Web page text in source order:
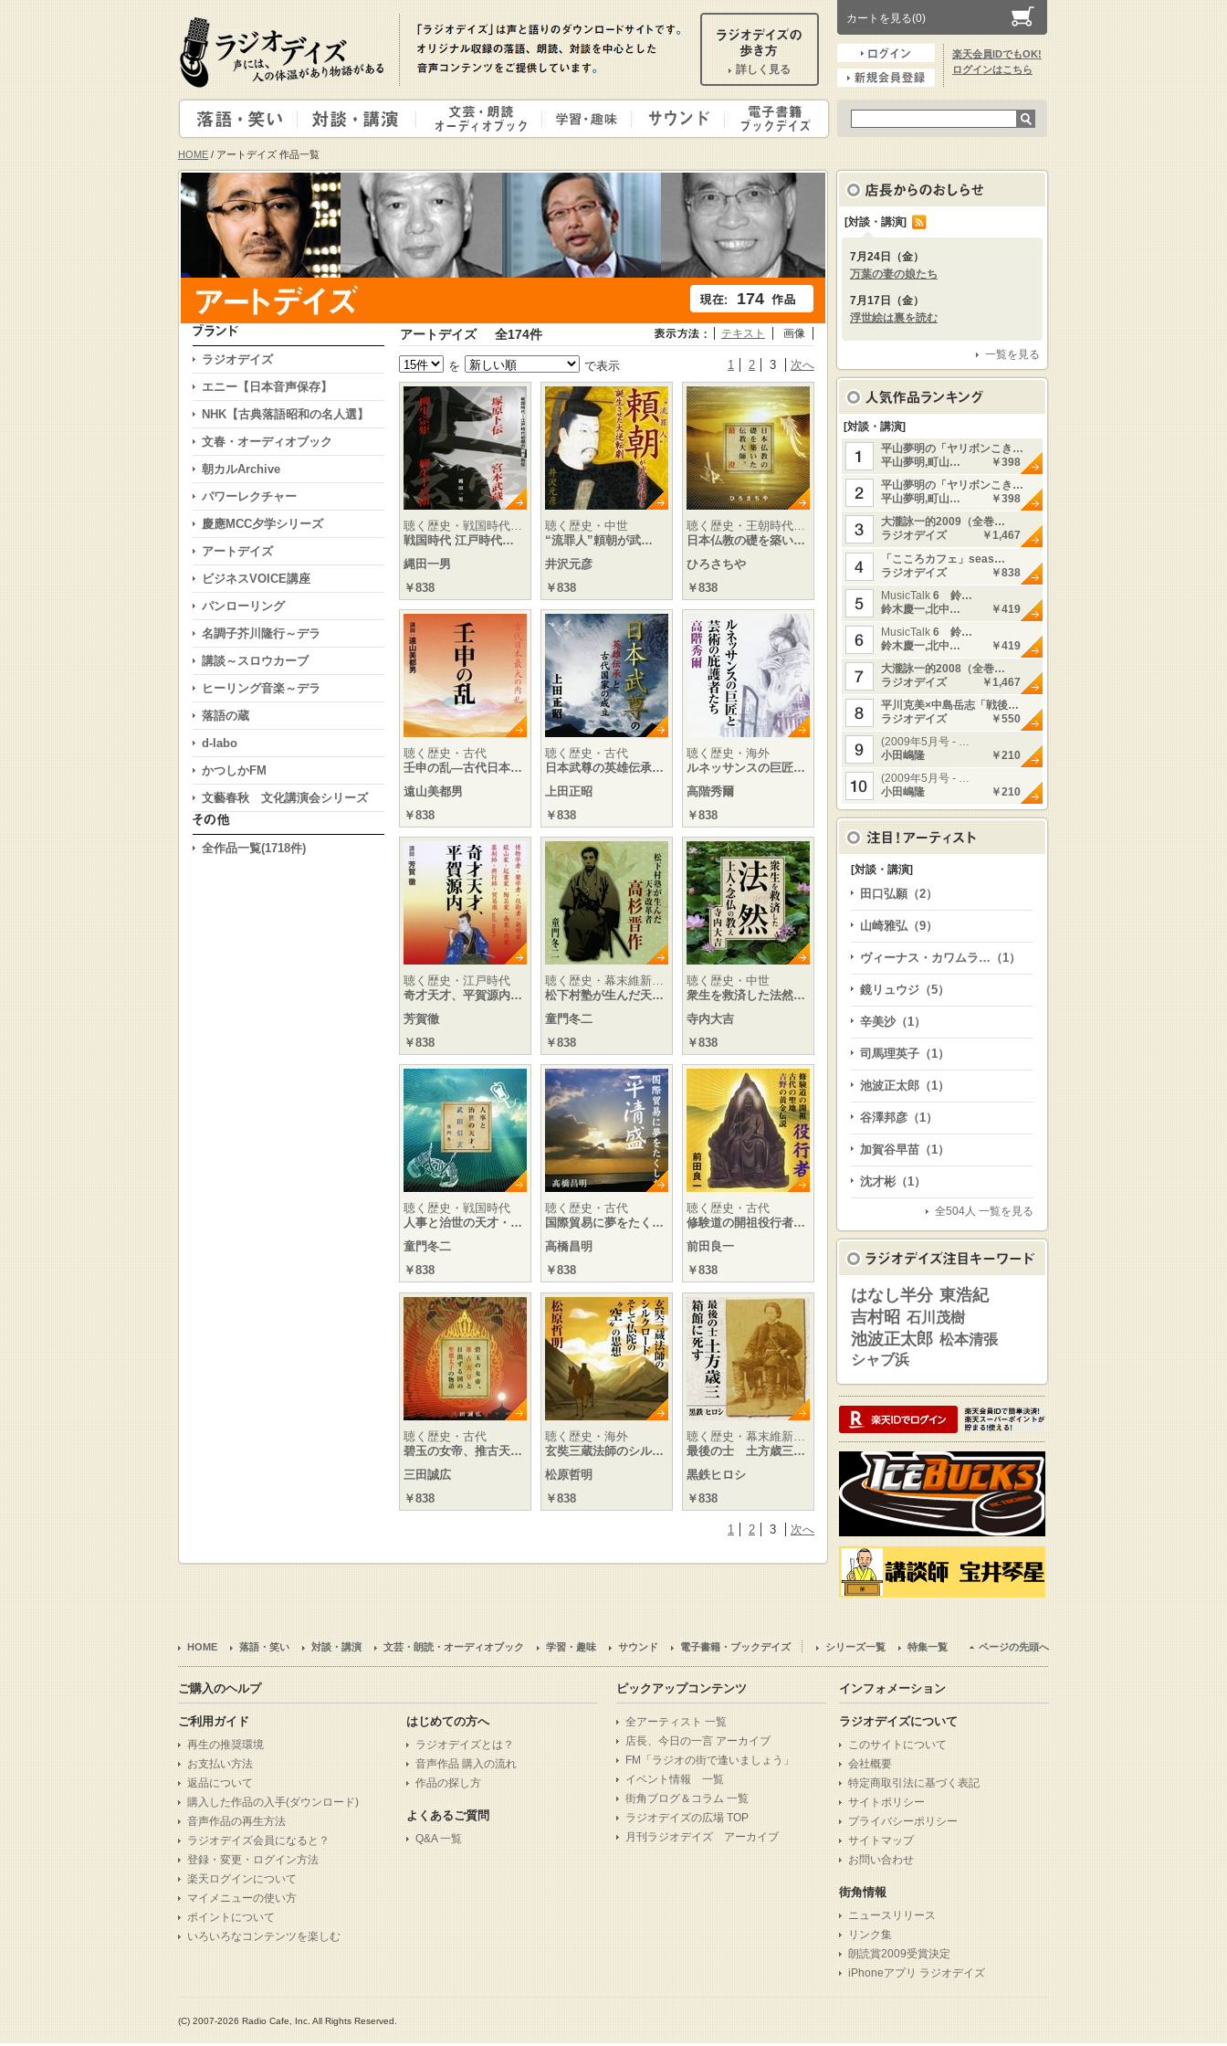
詳しく見る
カートを見る(0)
楽天会員IDでもOK!
ログインはこちら
HOME / アートデイズ 作品一覧
174
アートデイズ 全174件 テキスト 画像
を で表示 1 2 3 次へ
聴く歴史・戦国時代…
戦国時代 江戸時代…
縄田一男
￥838
聴く歴史・中世
“流罪人”頼朝が武…
井沢元彦
￥838
聴く歴史・王朝時代…
日本仏教の礎を築い…
ひろさちや
￥838
聴く歴史・古代
壬申の乱―古代日本…
遠山美都男
￥838
聴く歴史・古代
日本武尊の英雄伝承…
上田正昭
￥838
聴く歴史・海外
ルネッサンスの巨匠…
高階秀爾
￥838
聴く歴史・江戸時代
奇才天才、平賀源内…
芳賀徹
￥838
聴く歴史・幕末維新…
松下村塾が生んだ天…
童門冬二
￥838
聴く歴史・中世
衆生を救済した法然…
寺内大吉
￥838
聴く歴史・戦国時代
人事と治世の天才・…
童門冬二
￥838
聴く歴史・古代
国際貿易に夢をたく…
高橋昌明
￥838
聴く歴史・古代
修験道の開祖役行者…
前田良一
￥838
聴く歴史・古代
碧玉の女帝、推古天…
三田誠広
￥838
聴く歴史・海外
玄奘三蔵法師のシル…
松原哲明
￥838
聴く歴史・幕末維新…
最後の士 土方歳三…
黒鉄ヒロシ
￥838
1 2 3 次へ
ラジオデイズ
エニー【日本音声保存】
NHK【古典落語昭和の名人選】
文春・オーディオブック
朝カルArchive
パワーレクチャー
慶應MCC夕学シリーズ
アートデイズ
ビジネスVOICE講座
パンローリング
名調子芥川隆行～デラ
講談～スロウカーブ
ヒーリング音楽～デラ
落語の蔵
d-labo
かつしかFM
文藝春秋 文化講演会シリーズ
全作品一覧(1718件)
[対談・講演]
7月24日（金）
万葉の妻の娘たち
7月17日（金）
浮世絵は裏を読む
一覧を見る
[対談・講演]
平山夢明の「ヤリボンこき…
平山夢明,町山…
￥398
平山夢明の「ヤリボンこき…
平山夢明,町山…
￥398
大瀧詠一的2009（全巻…
ラジオデイズ
￥1,467
「こころカフェ」seas…
ラジオデイズ
￥838
MusicTalk 6 鈴…
鈴木慶一,北中…
￥419
MusicTalk 6 鈴…
鈴木慶一,北中…
￥419
大瀧詠一的2008（全巻…
ラジオデイズ
￥1,467
平川克美×中島岳志「戦後…
ラジオデイズ
￥550
(2009年5月号 - …
小田嶋隆
￥210
(2009年5月号 - …
小田嶋隆
￥210
[対談・講演]
田口弘願（2）
山崎雅弘（9）
ヴィーナス・カワムラ…（1）
鏡リュウジ（5）
辛美沙（1）
司馬理英子（1）
池波正太郎（1）
谷澤邦彦（1）
加賀谷早苗（1）
沈才彬（1）
全504人 一覧を見る
はなし半分 東浩紀
吉村昭 石川茂樹
池波正太郎 松本清張
シャブ浜
HOME 落語・笑い 対談・講演 文芸・朗読・オーディオブック 学習・趣味 サウンド 電子書籍・ブックデイズ シリーズ一覧 特集一覧 ページの先頭へ
ご購入のヘルプ
ご利用ガイド
再生の推奨環境
お支払い方法
返品について
購入した作品の入手(ダウンロード)
音声作品の再生方法
ラジオデイズ会員になると？
登録・変更・ログイン方法
楽天ログインについて
マイメニューの使い方
ポイントについて
いろいろなコンテンツを楽しむ
はじめての方へ
ラジオデイズとは？
音声作品 購入の流れ
作品の探し方
よくあるご質問
Q&A 一覧
ピックアップコンテンツ
全アーティスト 一覧
店長、今日の一言 アーカイブ
FM「ラジオの街で逢いましょう」
イベント情報 一覧
街角ブログ＆コラム 一覧
ラジオデイズの広場 TOP
月刊ラジオデイズ アーカイブ
インフォメーション
ラジオデイズについて
このサイトについて
会社概要
特定商取引法に基づく表記
サイトポリシー
プライバシーポリシー
サイトマップ
お問い合わせ
街角情報
ニュースリリース
リンク集
朗読賞2009受賞決定
iPhoneアプリ ラジオデイズ
(C) 2007-2026 Radio Cafe, Inc. All Rights Reserved.